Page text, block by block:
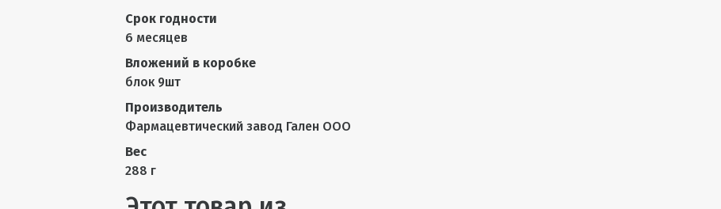
Срок годности
6 месяцев
Вложений в коробке
блок 9шт
Производитель
Фармацевтический завод Гален ООО
Вес
288 г